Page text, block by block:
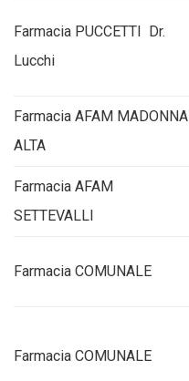
Farmacia PUCCETTI Dr.
Lucchi
Farmacia AFAM MADONNA
ALTA
Farmacia AFAM
SETTEVALLI
Farmacia COMUNALE
Farmacia COMUNALE